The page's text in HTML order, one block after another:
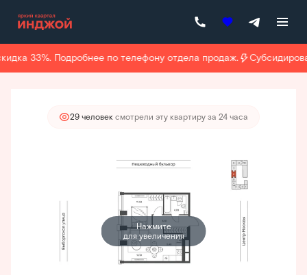
33%. Подробнее по телефону отдела продаж.
2-комнатная41.1 м
24 622 765 руб.
Ипотекаот 111 926 руб./мес.
29 человек смотрели эту квартиру за 24 часа
Нажмите
для увеличения